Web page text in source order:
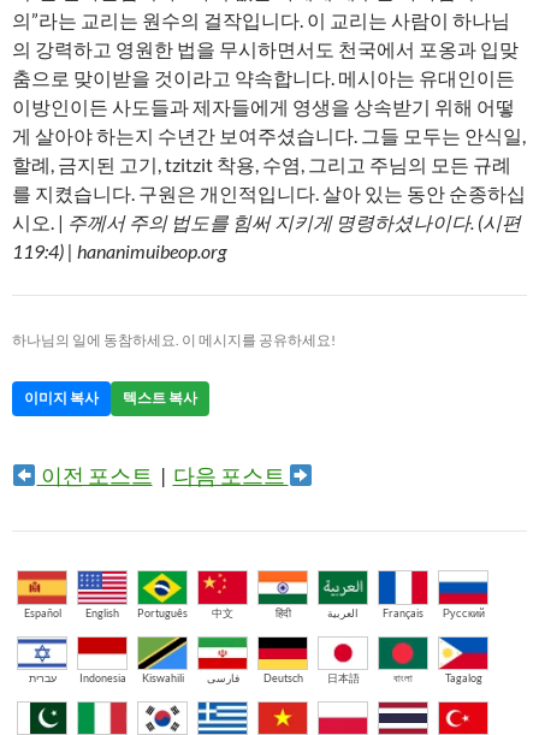
의”라는 교리는 원수의 걸작입니다. 이 교리는 사람이 하나님
의 강력하고 영원한 법을 무시하면서도 천국에서 포옹과 입맞
춤으로 맞이받을 것이라고 약속합니다. 메시아는 유대인이든
이방인이든 사도들과 제자들에게 영생을 상속받기 위해 어떻
게 살아야 하는지 수년간 보여주셨습니다. 그들 모두는 안식일,
할례, 금지된 고기, tzitzit 착용, 수염, 그리고 주님의 모든 규례
를 지켰습니다. 구원은 개인적입니다. 살아 있는 동안 순종하십
시오. | 주께서 주의 법도를 힘써 지키게 명령하셨나이다. (시편
119:4) | hananimuibeop.org
하나님의 일에 동참하세요. 이 메시지를 공유하세요!
이미지 복사 텍스트 복사
이전 포스트 | 다음 포스트
Español English Português 中文 हिंदी العربية Français Русский
עברית Indonesia Kiswahili فارسی Deutsch 日本語 বাংলা Tagalog